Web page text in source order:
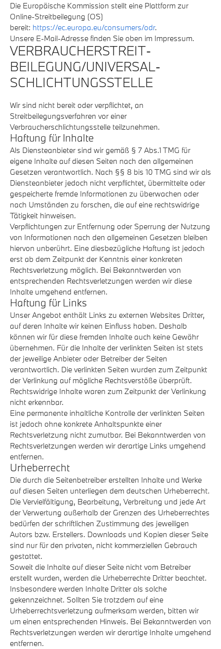
Die Europäische Kommission stellt eine Plattform zur
Online-Streitbeilegung (OS)
bereit: https://ec.europa.eu/consumers/odr.
Unsere E-Mail-Adresse finden Sie oben im Impressum.
VERBRAUCHER­STREIT­
BEILEGUNG/UNIVERSAL­
SCHLICHTUNGS­STELLE
Wir sind nicht bereit oder verpflichtet, an
Streitbeilegungsverfahren vor einer
Verbraucherschlichtungsstelle teilzunehmen.
Haftung für Inhalte
Als Diensteanbieter sind wir gemäß § 7 Abs.1 TMG für
eigene Inhalte auf diesen Seiten nach den allgemeinen
Gesetzen verantwortlich. Nach §§ 8 bis 10 TMG sind wir als
Diensteanbieter jedoch nicht verpflichtet, übermittelte oder
gespeicherte fremde Informationen zu überwachen oder
nach Umständen zu forschen, die auf eine rechtswidrige
Tätigkeit hinweisen.
Verpflichtungen zur Entfernung oder Sperrung der Nutzung
von Informationen nach den allgemeinen Gesetzen bleiben
hiervon unberührt. Eine diesbezügliche Haftung ist jedoch
erst ab dem Zeitpunkt der Kenntnis einer konkreten
Rechtsverletzung möglich. Bei Bekanntwerden von
entsprechenden Rechtsverletzungen werden wir diese
Inhalte umgehend entfernen.
Haftung für Links
Unser Angebot enthält Links zu externen Websites Dritter,
auf deren Inhalte wir keinen Einfluss haben. Deshalb
können wir für diese fremden Inhalte auch keine Gewähr
übernehmen. Für die Inhalte der verlinkten Seiten ist stets
der jeweilige Anbieter oder Betreiber der Seiten
verantwortlich. Die verlinkten Seiten wurden zum Zeitpunkt
der Verlinkung auf mögliche Rechtsverstöße überprüft.
Rechtswidrige Inhalte waren zum Zeitpunkt der Verlinkung
nicht erkennbar.
Eine permanente inhaltliche Kontrolle der verlinkten Seiten
ist jedoch ohne konkrete Anhaltspunkte einer
Rechtsverletzung nicht zumutbar. Bei Bekanntwerden von
Rechtsverletzungen werden wir derartige Links umgehend
entfernen.
Urheberrecht
Die durch die Seitenbetreiber erstellten Inhalte und Werke
auf diesen Seiten unterliegen dem deutschen Urheberrecht.
Die Vervielfältigung, Bearbeitung, Verbreitung und jede Art
der Verwertung außerhalb der Grenzen des Urheberrechtes
bedürfen der schriftlichen Zustimmung des jeweiligen
Autors bzw. Erstellers. Downloads und Kopien dieser Seite
sind nur für den privaten, nicht kommerziellen Gebrauch
gestattet.
Soweit die Inhalte auf dieser Seite nicht vom Betreiber
erstellt wurden, werden die Urheberrechte Dritter beachtet.
Insbesondere werden Inhalte Dritter als solche
gekennzeichnet. Sollten Sie trotzdem auf eine
Urheberrechtsverletzung aufmerksam werden, bitten wir
um einen entsprechenden Hinweis. Bei Bekanntwerden von
Rechtsverletzungen werden wir derartige Inhalte umgehend
entfernen.